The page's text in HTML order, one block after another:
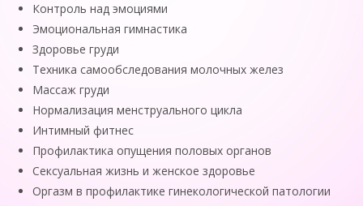
Контроль над эмоциями
Эмоциональная гимнастика
Здоровье груди
Техника самообследования молочных желез
Массаж груди
Нормализация менструального цикла
Интимный фитнес
Профилактика опущения половых органов
Сексуальная жизнь и женское здоровье
Оргазм в профилактике гинекологической патологии